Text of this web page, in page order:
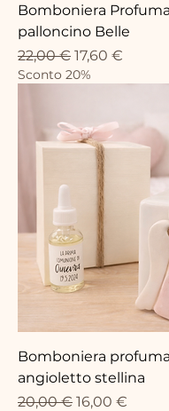
Bomboniera
palloncino Belle
Prix original
22,00 € Prix
17,60 €
Sconto 20%
Bomboniera
angioletto stellina
Prix original
20,00 € Prix
16,00 €